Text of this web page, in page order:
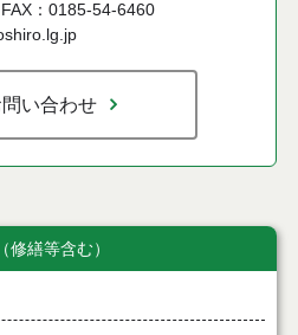
FAX：0185-54-6460
い合わせ
繕等含む）